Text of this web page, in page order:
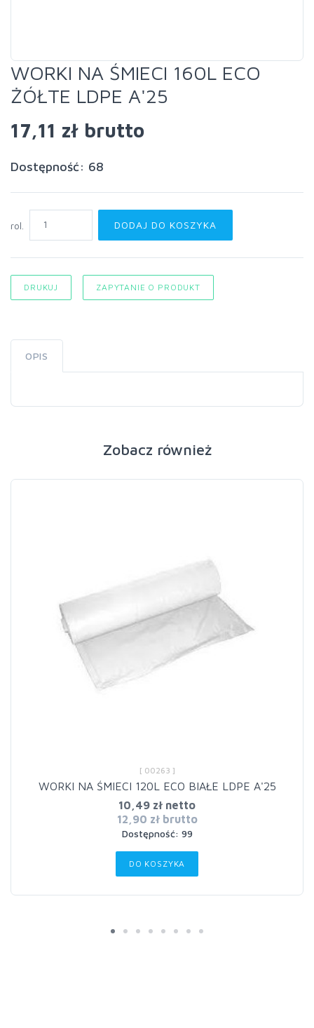
WORKI NA ŚMIECI 160L ECO
ŻÓŁTE LDPE A'25
17,11 zł brutto
Dostępność: 68
rol. DODAJ DO KOSZYKA
DRUKUJ ZAPYTANIE O PRODUKT
OPIS
Zobacz również
[ 00263 ]
WORKI NA ŚMIECI 120L ECO BIAŁE LDPE A'25
10,49 zł netto
12,90 zł brutto
Dostępność: 99
DO KOSZYKA